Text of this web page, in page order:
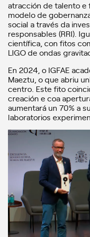
atracción de talento e
modelo de
social a través da
responsables (RRI).
científica, con fitos
LIGO de ondas
En 2024, o IGFAE
Maeztu, o que abriu
centro. Este fito
creación e coa
aumentará un 70% a
laboratorios